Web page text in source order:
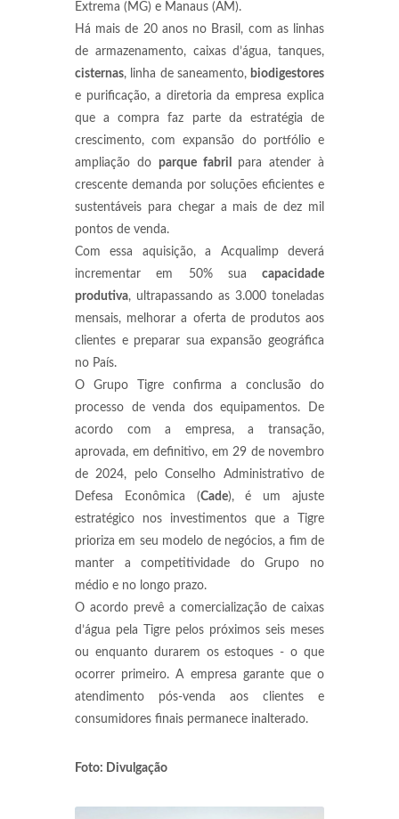
Extrema (MG) e Manaus (AM).
Há mais de 20 anos no Brasil, com as linhas
de armazenamento, caixas d’água, tanques,
cisternas, linha de saneamento, biodigestores
e purificação, a diretoria da empresa explica
que a compra faz parte da estratégia de
crescimento, com expansão do portfólio e
ampliação do parque fabril
para atender à
crescente demanda por soluções eficientes e
sustentáveis para chegar a mais de dez mil
pontos de venda.
Com essa aquisição, a Acqualimp deverá
incrementar em 50% sua capacidade
produtiva, ultrapassando as 3.000 toneladas
mensais, melhorar a oferta de produtos aos
clientes e preparar sua expansão geográfica
no País.
O Grupo Tigre confirma a conclusão do
processo de venda dos equipamentos. De
acordo com a empresa, a transação,
aprovada, em definitivo, em 29 de novembro
de 2024, pelo Conselho Administrativo de
Defesa Econômica (Cade), é um ajuste
estratégico nos investimentos que a Tigre
prioriza em seu modelo de negócios, a fim de
manter a competitividade do Grupo no
médio e no longo prazo.
O acordo prevê a comercialização de caixas
d’água pela Tigre pelos próximos seis meses
ou enquanto durarem os estoques - o que
ocorrer primeiro. A empresa garante que o
atendimento pós-venda aos clientes e
consumidores finais permanece inalterado.
Foto: Divulgação